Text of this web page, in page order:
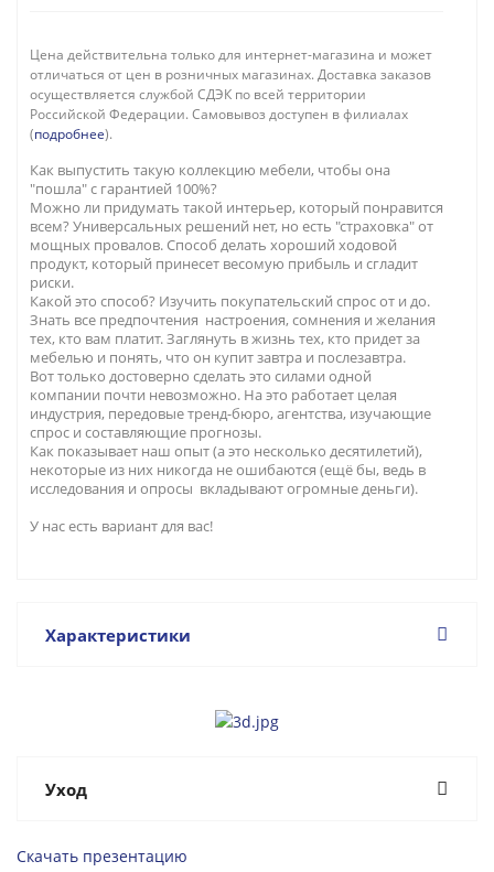
Цена действительна только для интернет-магазина и может
отличаться от цен в розничных магазинах. Доставка заказов
осуществляется службой СДЭК по всей территории
Российской Федерации. Самовывоз доступен в филиалах
(подробнее).
Как выпустить такую коллекцию мебели, чтобы она
"пошла" с гарантией 100%?
Можно ли придумать такой интерьер, который понравится
всем? Универсальных решений нет, но есть "страховка" от
мощных провалов. Способ делать хороший ходовой
продукт, который принесет весомую прибыль и сгладит
риски.
Какой это способ? Изучить покупательский спрос от и до.
Знать все предпочтения настроения, сомнения и желания
тех, кто вам платит. Заглянуть в жизнь тех, кто придет за
мебелью и понять, что он купит завтра и послезавтра.
Вот только достоверно сделать это силами одной
компании почти невозможно. На это работает целая
индустрия, передовые тренд-бюро, агентства, изучающие
спрос и составляющие прогнозы.
Как показывает наш опыт (а это несколько десятилетий),
некоторые из них никогда не ошибаются (ещё бы, ведь в
исследования и опросы вкладывают огромные деньги).
У нас есть вариант для вас!
Характеристики
Уход
Скачать презентацию